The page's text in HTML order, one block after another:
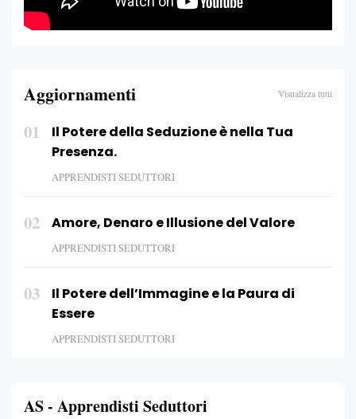
Aggiornamenti Visualizza tutti
01
Il Potere della Seduzione è nella Tua
Presenza.
APPRENDISTI SEDUTTORI
02 Amore, Denaro e Illusione del Valore
APPRENDISTI SEDUTTORI
03
Il Potere dell’Immagine e la Paura di
Essere
APPRENDISTI SEDUTTORI
AS - Apprendisti Seduttori